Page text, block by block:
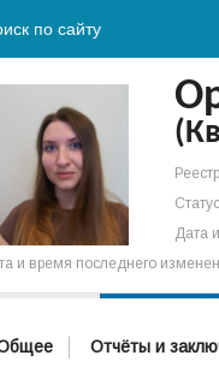
Дата
и время последнего
Отчёты и